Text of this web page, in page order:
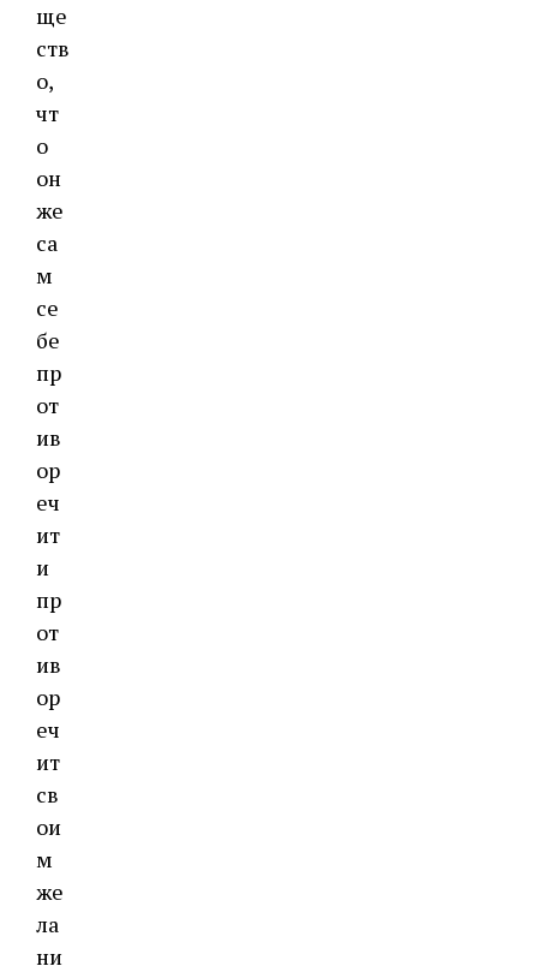
ще
ств
о,
чт
о
он
же
са
м
се
бе
пр
от
ив
ор
еч
ит
и
пр
от
ив
ор
еч
ит
св
ои
м
же
ла
ни